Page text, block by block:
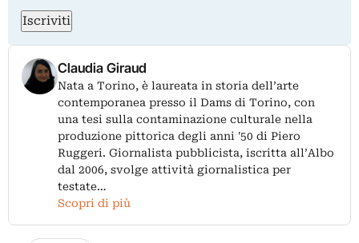
Iscriviti
Claudia Giraud
Nata a Torino, è laureata in storia dell’arte
contemporanea presso il Dams di Torino, con
una tesi sulla contaminazione culturale nella
produzione pittorica degli anni '50 di Piero
Ruggeri. Giornalista pubblicista, iscritta all’Albo
dal 2006, svolge attività giornalistica per
testate…
Scopri di più